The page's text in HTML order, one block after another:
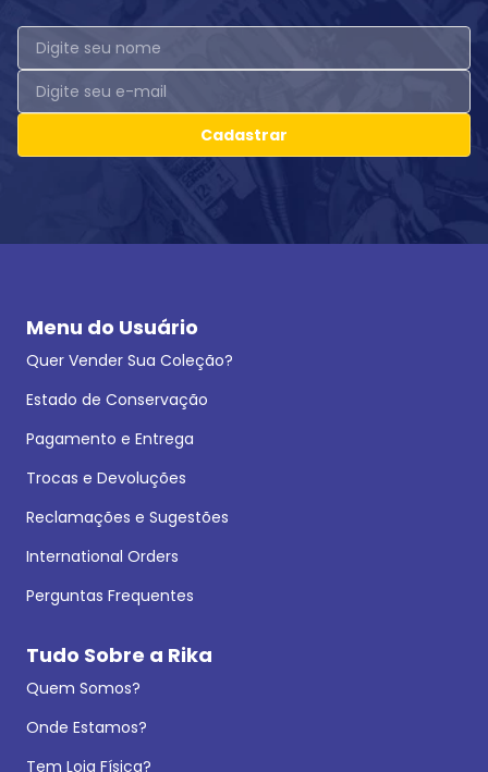
Cadastrar
Menu do Usuário
Quer Vender Sua Coleção?
Estado de Conservação
Pagamento e Entrega
Trocas e Devoluções
Reclamações e Sugestões
International Orders
Perguntas Frequentes
Tudo Sobre a Rika
Quem Somos?
Onde Estamos?
Tem Loja Física?